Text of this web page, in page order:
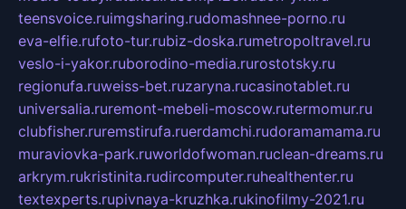
teensvoice.ruimgsharing.rudomashnee-porno.ru
eva-elfie.rufoto-tur.rubiz-doska.rumetropoltravel.ru
veslo-i-yakor.ruborodino-media.rurostotsky.ru
regionufa.ruweiss-bet.ruzaryna.rucasinotablet.ru
universalia.ruremont-mebeli-moscow.rutermomur.ru
clubfisher.ruremstirufa.ruerdamchi.rudoramamama.ru
muraviovka-park.ruworldofwoman.ruclean-dreams.ru
arkrym.rukristinita.rudircomputer.ruhealthenter.ru
textexperts.rupivnaya-kruzhka.rukinofilmy-2021.ru